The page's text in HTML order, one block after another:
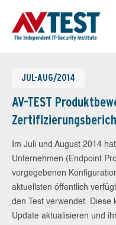
JUL-AUG/2014
AV-TEST
Im Juli und August 2014
Unternehmen (Endpoint
vorgegebenen
aktuellsten öffentlich
den Test verwendet. Diese
Update aktualisieren und